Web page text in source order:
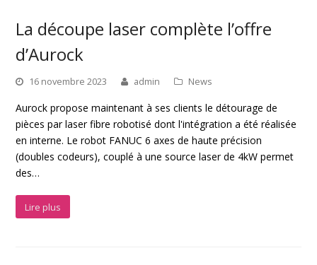
La découpe laser complète l’offre
d’Aurock
16 novembre 2023 admin News
Aurock propose maintenant à ses clients le détourage de
pièces par laser fibre robotisé dont l'intégration a été réalisée
en interne. Le robot FANUC 6 axes de haute précision
(doubles codeurs), couplé à une source laser de 4kW permet
des…
Lire plus